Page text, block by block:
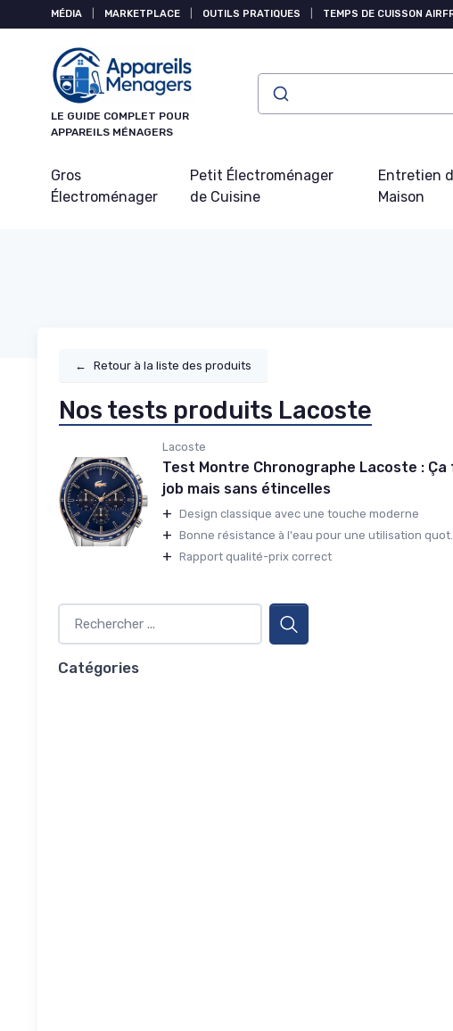
MÉDIA MARKETPLACE OUTILS PRATIQUES TEMPS DE CUISSON
LE GUIDE COMPLET POUR
APPAREILS MÉNAGERS
Gros
Électroménager
Petit Électroménager
de Cuisine
Entretien
Maison
← Retour à la liste des produits
Nos tests produits Lacoste
Lacoste
Test Montre Chronographe Lacoste :
job mais sans étincelles
+ Design classique avec une touche moderne
+ Bonne résistance à l'eau pour une utilisation
+ Rapport qualité-prix correct
Catégories
Panneau de gestion des cookies